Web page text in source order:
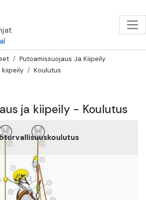
Putoamissuojaus Ja Kiipeily
kiipeily
Koulutus
ja kiipeily - Koulutus